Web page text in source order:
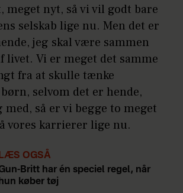
meget nyt, så vi vil godt bare
selskab lige nu. Men det er
jeg skal være sammen
livet. Vi er meget det samme
fra at skulle tænke
selvom det er hende,
så er vi begge to meget
vores karrierer lige nu.
LÆS OGSÅ
Britt har én speciel regel, når
hun køber tøj